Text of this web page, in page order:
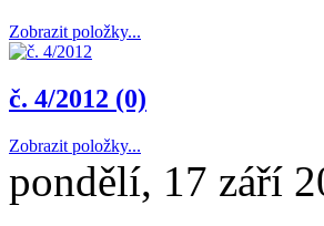
Zobrazit položky...
č. 4/2012 (0)
Zobrazit položky...
pondělí, 17 září